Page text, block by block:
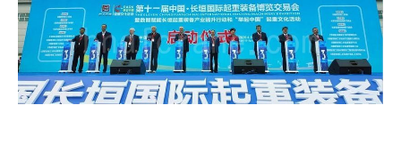
Kiswahili
Dansk
Norsk
O‘zbekcha